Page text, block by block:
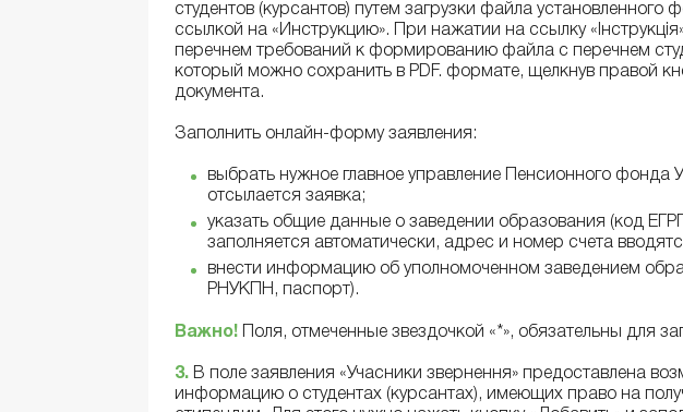
студентов (курсантов) путем загрузки файла установленного
ссылкой на «Инструкцию». При нажатии на ссылку
перечнем требований к формированию файла с перечнем
который можно сохранить в PDF. формате, щелкнув правой
документа.
Заполнить онлайн-форму заявления:
выбрать нужное главное управление Пенсионного фонда
отсылается заявка;
указать общие данные о заведении образования (код
заполняется автоматически, адрес и номер счета
внести информацию об уполномоченном заведением
РНУКПН, паспорт).
Важно! Поля, отмеченные звездочкой «*», обязательны для
3. В поле заявления «Учасники звернення» предоставлена
информацию о студентах (курсантах), имеющих право на